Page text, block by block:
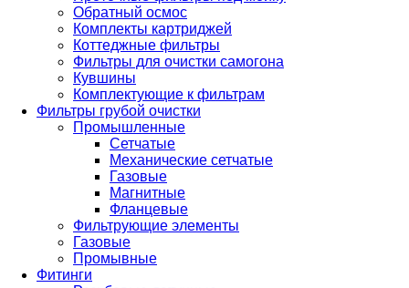
Обратный осмос
Комплекты картриджей
Коттеджные фильтры
Фильтры для очистки самогона
Кувшины
Комплектующие к фильтрам
Фильтры грубой очистки
Промышленные
Сетчатые
Механические сетчатые
Газовые
Магнитные
Фланцевые
Фильтрующие элементы
Газовые
Промывные
Фитинги